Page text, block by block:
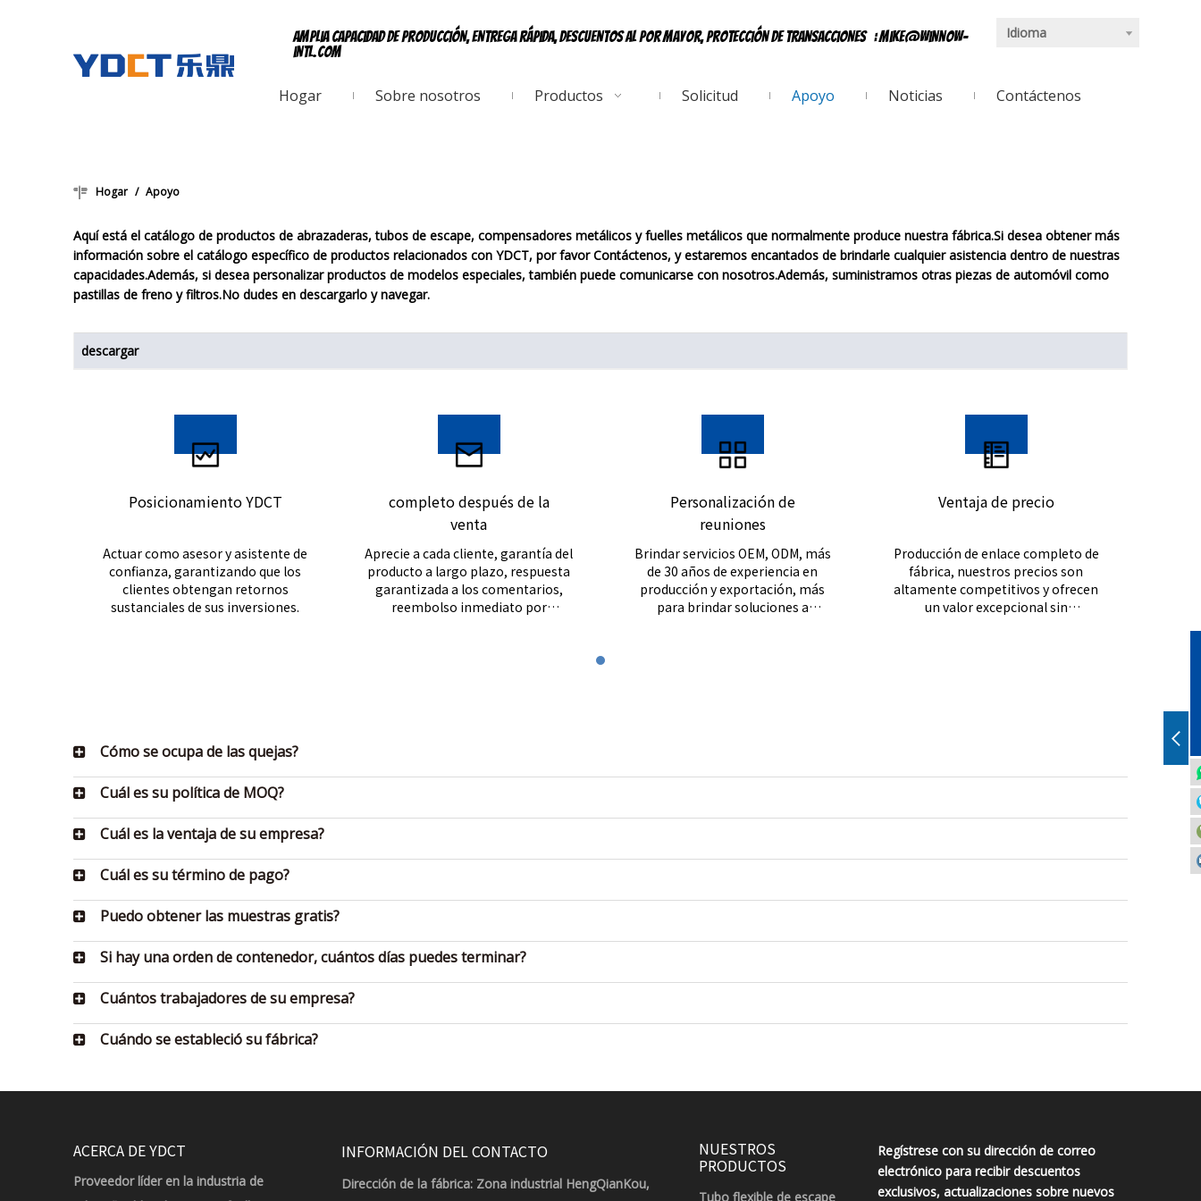
Amplia capacidad de producción, entrega rápida, descuentos al por mayor, protección de transacciones :mike@winnow-
intl.com
Idioma
Hogar Sobre nosotros Productos Solicitud Apoyo Noticias Contáctenos
Hogar / Apoyo
Aquí está el catálogo de productos de abrazaderas, tubos de escape, compensadores metálicos y fuelles metálicos que normalmente produce nuestra fábrica.Si desea obtener más
información sobre el catálogo específico de productos relacionados con YDCT, por favorContáctenos, y estaremos encantados de brindarle cualquier asistencia dentro de nuestras
capacidades.Además, si desea personalizar productos de modelos especiales, también puede comunicarse con nosotros.Además, suministramos otras piezas de automóvil como
pastillas de freno y filtros.No dudes en descargarlo y navegar.
descargar
Posicionamiento YDCT
Actuar como asesor y asistente de
confianza, garantizando que los
clientes obtengan retornos
sustanciales de sus inversiones.
completo después de la
venta
Aprecie a cada cliente, garantía del
producto a largo plazo, respuesta
garantizada a los comentarios,
reembolso inmediato por
Personalización de
reuniones
Brindar servicios OEM, ODM, más
de 30 años de experiencia en
producción y exportación, más
para brindar soluciones a
Ventaja de precio
Producción de enlace completo de
fábrica, nuestros precios son
altamente competitivos y ofrecen
un valor excepcional sin
Cómo se ocupa de las quejas?
Cuál es su política de MOQ?
Cuál es la ventaja de su empresa?
Cuál es su término de pago?
Puedo obtener las muestras gratis?
Si hay una orden de contenedor, cuántos días puedes terminar?
Cuántos trabajadores de su empresa?
Cuándo se estableció su fábrica?
ACERCA DE YDCT
Proveedor líder en la industria de
INFORMACIÓN DEL CONTACTO
Dirección de la fábrica: Zona industrial HengQianKou,
NUESTROS
PRODUCTOS
Tubo flexible de escape
Regístrese con su dirección de correo
electrónico para recibir descuentos
exclusivos, actualizaciones sobre nuevos